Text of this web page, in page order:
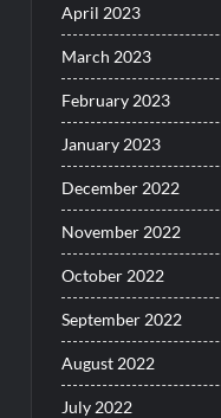
April 2023
March 2023
February 2023
January 2023
December 2022
November 2022
October 2022
September 2022
August 2022
July 2022